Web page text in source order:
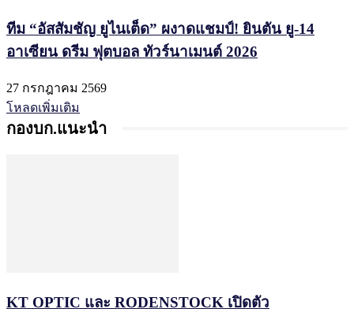
ทีม “อัสสัมชัญ ยูไนเต็ด” ผงาดแชมป์! ยินตัน ยู-14
อาเซียน ดรีม ฟุตบอล ทัวร์นาเมนต์ 2026
27 กรกฎาคม 2569
โหลดเพิ่มเติม
กองบก.แนะนำ
KT OPTIC และ RODENSTOCK เปิดตัว